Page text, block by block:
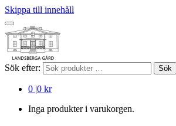
Skippa till innehåll
Sök efter: Sök
0 |0 kr
Inga produkter i varukorgen.